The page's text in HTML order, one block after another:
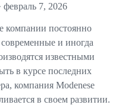
· февраль 7, 2026
компании постоянно
и иногда
известными
в курсе последних
компания Modenese
в своем развитии.